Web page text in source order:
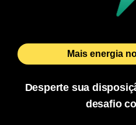
Mais energia
Desperte sua
desafio